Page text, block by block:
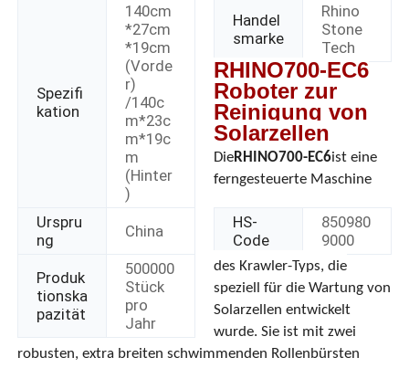
Startseite
Produkte
Videos
Spezifi
kation
140cm
*27cm
*19cm
(Vorde
r)
/140c
m*23c
m*19c
m
(Hinter
)
Handel
smarke
Rhino
Stone
Tech
Urspru
ng
China
HS-
Code
850980
9000
Produk
tionska
pazität
500000
Stück
pro
Jahr
RHINO700-EC6
Roboter zur
Reinigung von
Solarzellen
DieRHINO700-EC6ist eine
ferngesteuerte Maschine
des Krawler-Typs, die
speziell für die Wartung von
Solarzellen entwickelt
wurde. Sie ist mit zwei
robusten, extra breiten schwimmenden Rollenbürsten